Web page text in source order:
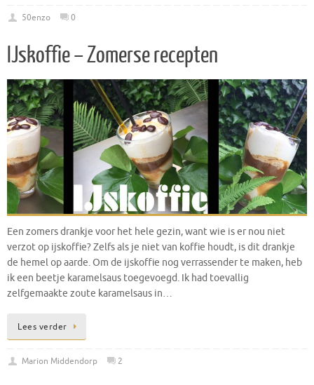
50enzo 0
IJskoffie – Zomerse recepten
Een zomers drankje voor het hele gezin, want wie is er nou niet
verzot op ijskoffie? Zelfs als je niet van koffie houdt, is dit drankje
de hemel op aarde. Om de ijskoffie nog verrassender te maken, heb
ik een beetje karamelsaus toegevoegd. Ik had toevallig
zelfgemaakte zoute karamelsaus in…
Lees verder
Marion Middendorp 2